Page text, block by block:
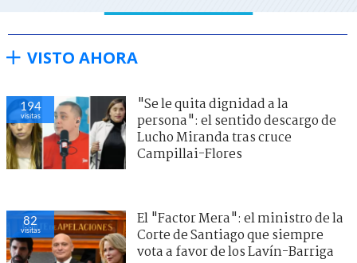
VISTO AHORA
194
visitas
"Se le quita dignidad a la
persona": el sentido descargo de
Lucho Miranda tras cruce
Campillai-Flores
82
visitas
El "Factor Mera": el ministro de la
Corte de Santiago que siempre
vota a favor de los Lavín-Barriga